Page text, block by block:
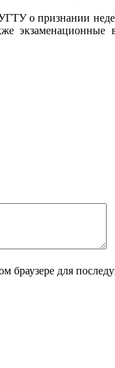
о признании
браузере для